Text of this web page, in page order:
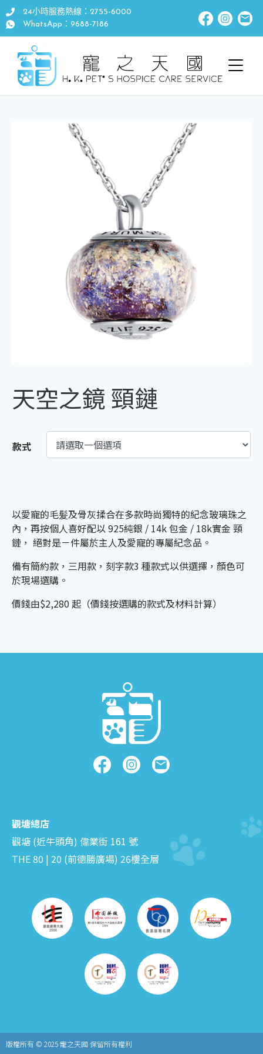
24小時服務熱線：2755-6000
WhatsApp：9688-7186
天空之鏡 頸鏈
以愛寵的毛髪及骨灰揉合在多款時尚獨特的紀念玻璃珠之
內，再按個人喜好配以 925純銀 / 14k 包金 / 18k實金 頸
鏈， 絕對是－件屬於主人及愛寵的專屬紀念品。
備有簡約款，三用款，刻字款3 種款式以供選擇，顏色可
於現場選購。
價錢由$2,280 起（價錢按選購的款式及材料計算）
款式
觀塘總店
觀塘 (近牛頭角) 偉業街 161 號
THE 80 | 20 (前德勝廣場) 26樓全層
版權所有 © 2025寵之天國 保留所有權利